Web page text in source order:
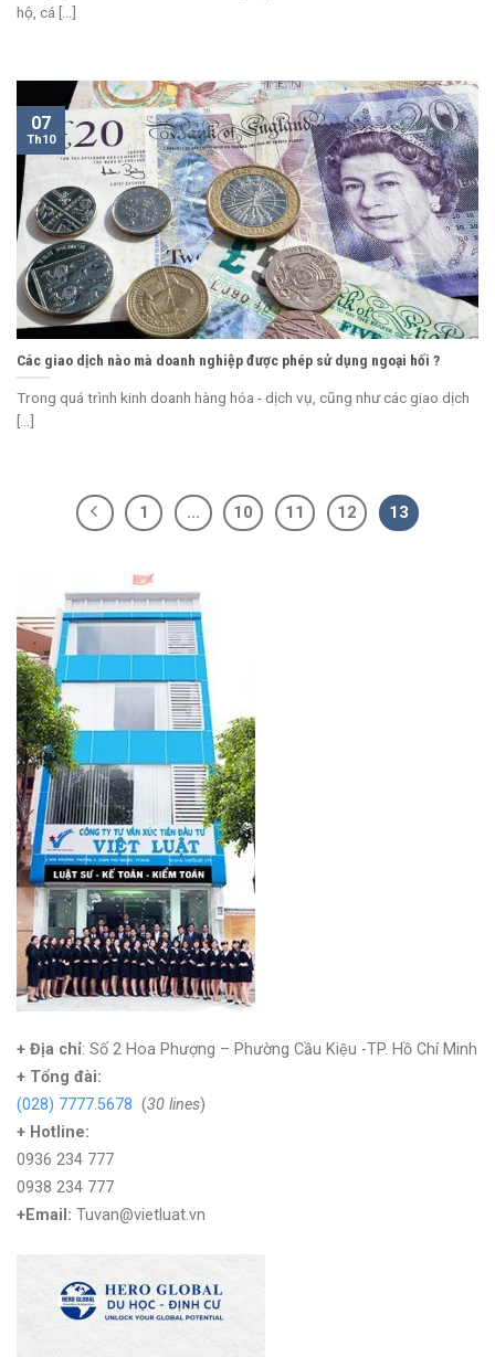
hộ, cá [...]
Các giao dịch nào mà doanh nghiệp được phép sử dụng ngoại hối ?
Trong quá trình kinh doanh hàng hóa - dịch vụ, cũng như các giao dịch
[...]
07
Th10
1 … 10 11 12 13
+ Địa chỉ: Số 2 Hoa Phượng – Phường Cầu Kiệu -TP. Hồ Chí Minh
+ Tổng đài:
(028) 7777.5678 (30 lines)
+ Hotline:
0936 234 777
0938 234 777
+Email: Tuvan@vietluat.vn